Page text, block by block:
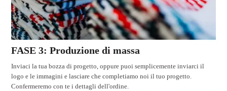
FASE 3: Produzione di massa
Inviaci la tua bozza di progetto, oppure puoi semplicemente inviarci il
logo e le immagini e lasciare che completiamo noi il tuo progetto.
Confermeremo con te i dettagli dell'ordine.